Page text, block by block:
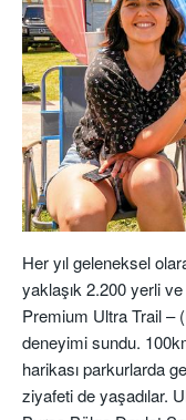
Her yıl geleneksel
yaklaşık 2.200 yerli ve
Premium Ultra Trail –
deneyimi sundu.
harikası parkurlarda
ziyafeti de yaşadılar.